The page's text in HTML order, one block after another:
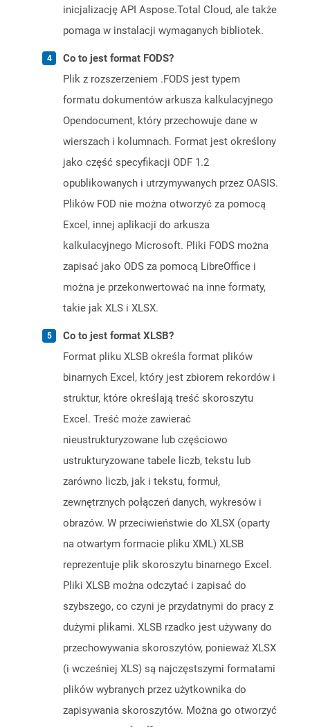
inicjalizację API Aspose.Total Cloud, ale także
pomaga w instalacji wymaganych bibliotek.
Co to jest format FODS?
Plik z rozszerzeniem .FODS jest typem
formatu dokumentów arkusza kalkulacyjnego
Opendocument, który przechowuje dane w
wierszach i kolumnach. Format jest określony
jako część specyfikacji ODF 1.2
opublikowanych i utrzymywanych przez OASIS.
Plików FOD nie można otworzyć za pomocą
Excel, innej aplikacji do arkusza
kalkulacyjnego Microsoft. Pliki FODS można
zapisać jako ODS za pomocą LibreOffice i
można je przekonwertować na inne formaty,
takie jak XLS i XLSX.
Co to jest format XLSB?
Format pliku XLSB określa format plików
binarnych Excel, który jest zbiorem rekordów i
struktur, które określają treść skoroszytu
Excel. Treść może zawierać
nieustrukturyzowane lub częściowo
ustrukturyzowane tabele liczb, tekstu lub
zarówno liczb, jak i tekstu, formuł,
zewnętrznych połączeń danych, wykresów i
obrazów. W przeciwieństwie do XLSX (oparty
na otwartym formacie pliku XML) XLSB
reprezentuje plik skoroszytu binarnego Excel.
Pliki XLSB można odczytać i zapisać do
szybszego, co czyni je przydatnymi do pracy z
dużymi plikami. XLSB rzadko jest używany do
przechowywania skoroszytów, ponieważ XLSX
(i wcześniej XLS) są najczęstszymi formatami
plików wybranych przez użytkownika do
zapisywania skoroszytów. Można go otworzyć